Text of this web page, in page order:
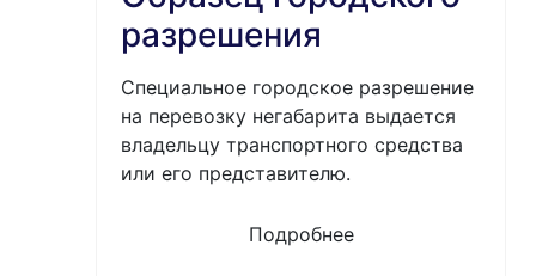
разрешения
Специальное городское разрешение
на перевозку негабарита выдается
владельцу транспортного средства
или его представителю.
Подробнее